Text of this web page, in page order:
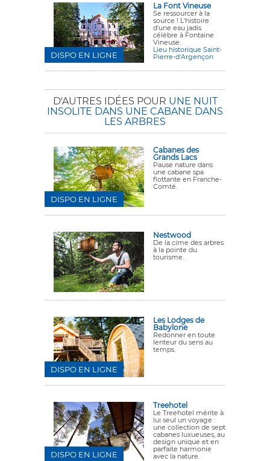
La Font Vineuse
Se ressourcer à la
source ! L'histoire
d'une eau jadis
célèbre à Fontaine
Vineuse.
Lieu historique Saint-
Pierre-d'Argençon
DISPO EN LIGNE
D'AUTRES IDÉES POUR UNE NUIT
INSOLITE DANS UNE CABANE DANS
LES ARBRES
Cabanes des
Grands Lacs
Pause nature dans
une cabane spa
flottante en Franche-
Comté.
DISPO EN LIGNE
Nestwood
De la cime des arbres
à la pointe du
tourisme.
Les Lodges de
Babylone
Redonner en toute
lenteur du sens au
temps.
DISPO EN LIGNE
Treehotel
Le Treehotel mérite à
lui seul un voyage :
une collection de sept
cabanes luxueuses, au
design unique et en
parfaite harmonie
avec la nature.
DISPO EN LIGNE